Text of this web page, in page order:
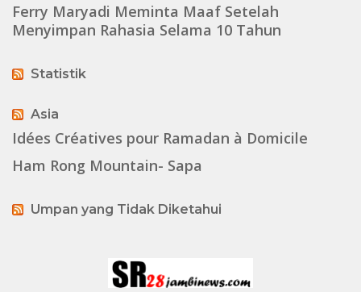
Ferry Maryadi Meminta Maaf Setelah
Menyimpan Rahasia Selama 10 Tahun
Statistik
Asia
Idées Créatives pour Ramadan à Domicile
Ham Rong Mountain- Sapa
Umpan yang Tidak Diketahui